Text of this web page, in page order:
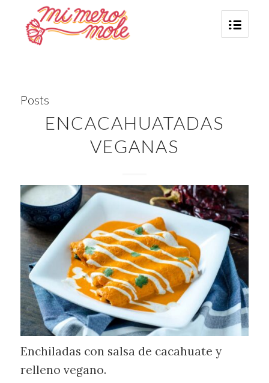
Posts
ENCACAHUATADAS
VEGANAS
Enchiladas con salsa de cacahuate y
relleno vegano.